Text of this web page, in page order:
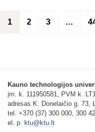
1 2 3 …
Kauno technologijos
įm. k. 111950581, PVM k.
adresas K. Donelaičio g. 73,
tel. +370 (37) 300 000, 300
el. p. ktu@ktu.lt